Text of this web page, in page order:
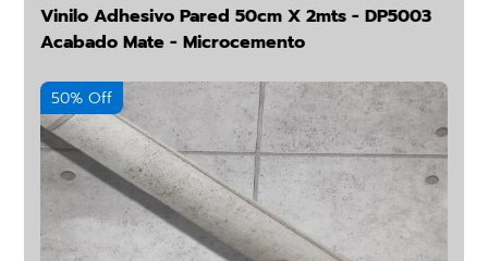
Vinilo Adhesivo Pared 50cm X 2mts - DP5003
Acabado Mate - Microcemento
50% Off